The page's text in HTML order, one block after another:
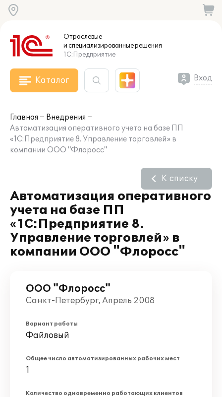
Отраслевые
и специализированныерешения
1С:Предприятие
Каталог Вход
Главная
Внедрения
Автоматизация оперативного учета на базе ПП
«1С:Предприятие 8. Управление торговлей» в
компании ООО "Флоросс"
Автоматизация оперативного
учета на базе ПП
«1С:Предприятие 8.
Управление торговлей» в
компании ООО "Флоросс"
К списку
ООО "Флоросс"
Санкт-Петербург, Апрель 2008
Вариант работы
Файловый
Общее число автоматизированных рабочих мест
1
Количество одновременно работающих клиентов